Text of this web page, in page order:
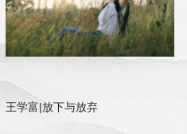
王学富|放下与放弃